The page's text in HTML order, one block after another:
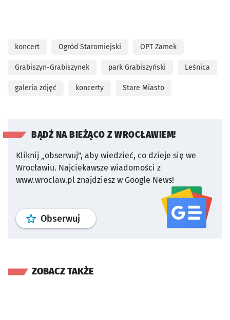
koncert Ogród Staromiejski OPT Zamek
Grabiszyn-Grabiszynek park Grabiszyński Leśnica
galeria zdjęć koncerty Stare Miasto
BĄDŹ NA BIEŻĄCO Z WROCŁAWIEM!
Kliknij „obserwuj”, aby wiedzieć, co dzieje się we
Wrocławiu. Najciekawsze wiadomości z
www.wroclaw.pl znajdziesz w Google News!
Obserwuj profil serwisu
ZOBACZ TAKŻE